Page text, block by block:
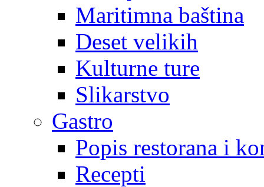
Maritimna baština
Deset velikih
Kulturne ture
Slikarstvo
Gastro
Popis restorana i
Recepti